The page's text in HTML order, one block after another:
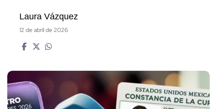
Laura Vázquez
12 de abril de 2026